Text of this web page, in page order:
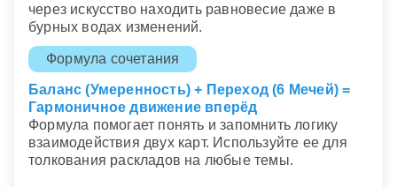
через искусство находить равновесие даже в
бурных водах изменений.
Формула сочетания
Баланс (Умеренность) + Переход (6 Мечей) =
Гармоничное движение вперёд
Формула помогает понять и запомнить логику
взаимодействия двух карт. Используйте ее для
толкования раскладов на любые темы.